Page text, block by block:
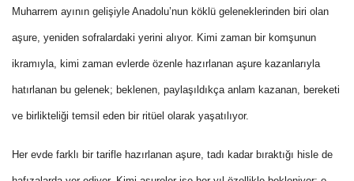
Muharrem ayının gelişiyle Anadolu’nun köklü geleneklerinden biri olan
aşure, yeniden sofralardaki yerini alıyor. Kimi zaman bir komşunun
ikramıyla, kimi zaman evlerde özenle hazırlanan aşure kazanlarıyla
hatırlanan bu gelenek; beklenen, paylaşıldıkça anlam kazanan, bereketi
ve birlikteliği temsil eden bir ritüel olarak yaşatılıyor.
Her evde farklı bir tarifle hazırlanan aşure, tadı kadar bıraktığı hisle de